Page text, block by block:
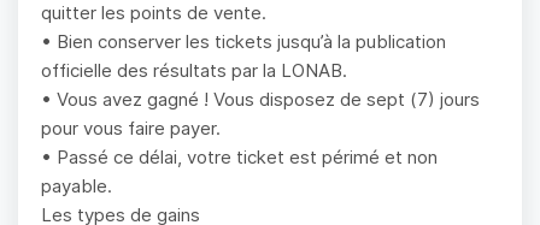
quitter les points de vente.
• Bien conserver les tickets jusqu’à la publication
officielle des résultats par la LONAB.
• Vous avez gagné ! Vous disposez de sept (7) jours
pour vous faire payer.
• Passé ce délai, votre ticket est périmé et non
payable.
Les types de gains